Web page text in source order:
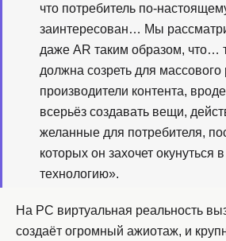
что потребитель по-
заинтересован… Мы
даже AR таким образом, что…
должна созреть для
производители контента,
всерьёз создавать вещи,
желанные для потребителя,
которых он захочет окунуться
технологию».
На PC виртуальная реальность
создаёт огромный ажиотаж, и